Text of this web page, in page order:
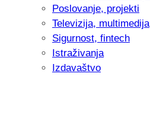
Poslovanje, projekti
Televizija, multimedija
Sigurnost, fintech
Istraživanja
Izdavaštvo